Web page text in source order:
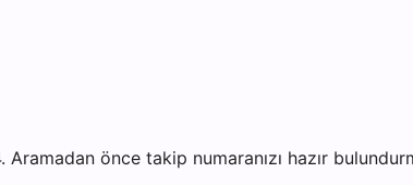
önce takip numaranızı hazır